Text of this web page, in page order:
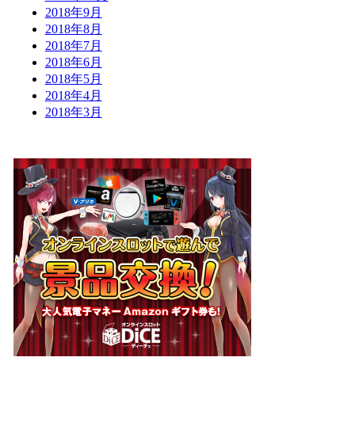
2018年9月
2018年8月
2018年7月
2018年6月
2018年5月
2018年4月
2018年3月